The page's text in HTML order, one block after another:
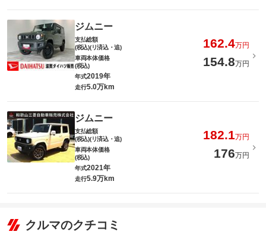
ジムニー
支払総額
(税込)(リ済込・追)
162.4万円
車両本体価格
(税込)
154.8万円
年式2019年
走行5.0万km
ジムニー
支払総額
(税込)(リ済込・追)
182.1万円
車両本体価格
(税込)
176万円
年式2021年
走行5.9万km
クルマのクチコミ